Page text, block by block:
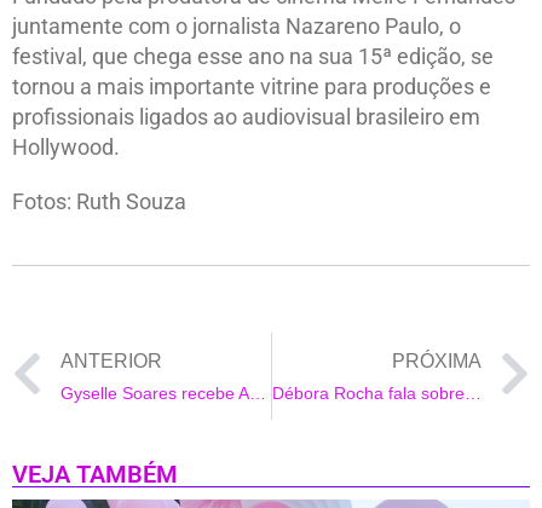
juntamente com o jornalista Nazareno Paulo, o
festival, que chega esse ano na sua 15ª edição, se
tornou a mais importante vitrine para produções e
profissionais ligados ao audiovisual brasileiro em
Hollywood.
Fotos: Ruth Souza
ANTERIOR PRÓXIMA
Débora Rocha fala sobre sua carreira como cabeleireira e tendências 2023
VEJA TAMBÉM